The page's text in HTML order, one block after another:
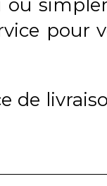
ou
pour
de